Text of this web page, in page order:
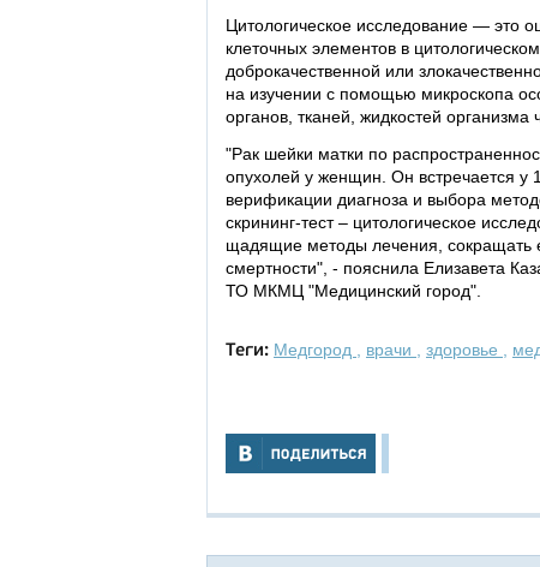
Цитологическое исследование — это
клеточных элементов в
доброкачественной или
на изучении с помощью микроскопа
органов, тканей, жидкостей организма
"Рак шейки матки по
опухолей у женщин. Он встречается
верификации диагноза и выбора
скрининг-тест – цитологическое
щадящие методы лечения, сокращать
смертности", - пояснила Елизавета
ТО МКМЦ "Медицинский город".
Теги: Медгород врачи здоровье